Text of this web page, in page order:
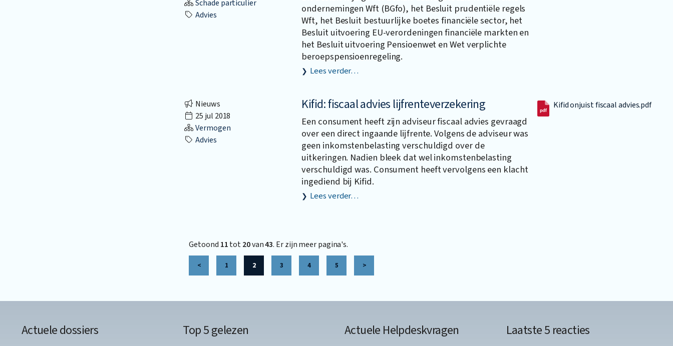
Schade particulier
Advies
ondernemingen Wft (BGfo), het Besluit prudentiële regels
Wft, het Besluit bestuurlijke boetes financiële sector, het
Besluit uitvoering EU-verordeningen financiële markten en
het Besluit uitvoering Pensioenwet en Wet verplichte
beroepspensioenregeling.
Lees verder…
Nieuws
25 jul 2018
Vermogen
Advies
Kifid: fiscaal advies lijfrenteverzekering
Een consument heeft zijn adviseur fiscaal advies gevraagd
over een direct ingaande lijfrente. Volgens de adviseur was
geen inkomstenbelasting verschuldigd over de
uitkeringen. Nadien bleek dat wel inkomstenbelasting
verschuldigd was. Consument heeft vervolgens een klacht
ingediend bij Kifid.
Lees verder…
Kifid onjuist fiscaal advies.pdf
Getoond 11tot20van43. Er zijn meer pagina's.
< 1 2 3 4 5 >
Actuele dossiers Top 5 gelezen Actuele Helpdeskvragen Laatste 5 reacties